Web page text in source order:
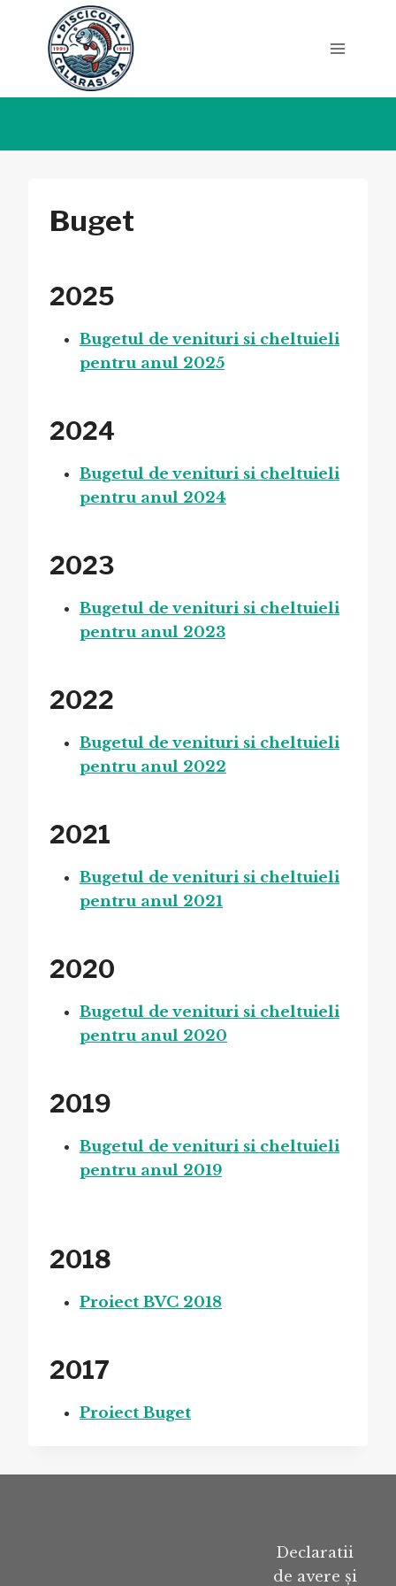
content
Buget
2025
Bugetul de venituri si cheltuieli
pentru anul 2025
2024
Bugetul de venituri si cheltuieli
pentru anul 2024
2023
Bugetul de venituri si cheltuieli
pentru anul 2023
2022
Bugetul de venituri si cheltuieli
pentru anul 2022
2021
Bugetul de venituri si cheltuieli
pentru anul 2021
2020
Bugetul de venituri si cheltuieli
pentru anul 2020
2019
Bugetul de venituri si cheltuieli
pentru anul 2019
2018
Proiect BVC 2018
2017
Proiect Buget
Declaratii
de avere și